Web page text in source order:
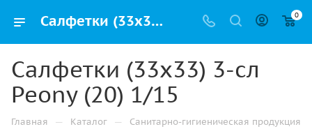
Салфетки (33х33) 3-сл Peony (20) 1/15 купить от производителя в Казани 0
Салфетки (33х33) 3-сл
Peony (20) 1/15
Главная — Каталог — Санитарно-гигиеническая продукция